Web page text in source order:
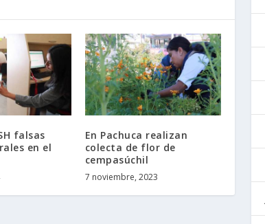
falsas
en el
En Pachuca realizan
colecta de flor de
cempasúchil
7 noviembre, 2023